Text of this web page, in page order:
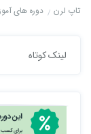
تاپ لرن دوره های
لینک کوتاه